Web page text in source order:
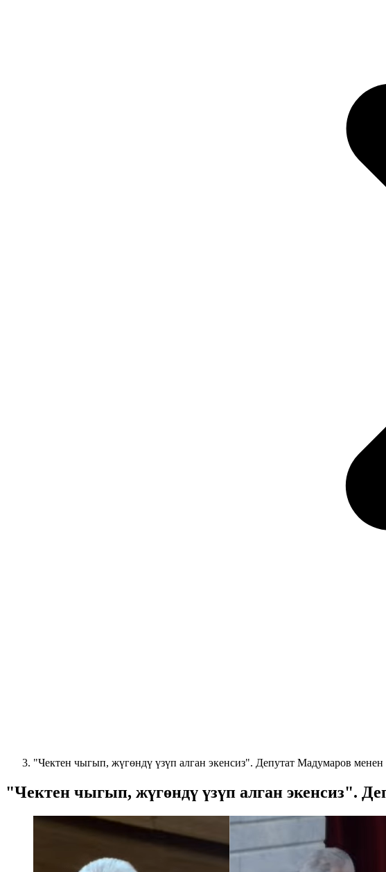
"Чектен чыгып, жүгөндү үзүп алган экенсиз". Депутат Мадумаров
"Чектен чыгып, жүгөндү үзүп алган экенсиз".